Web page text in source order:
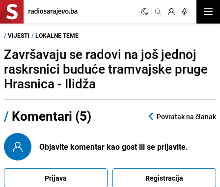
/ VIJESTI / LOKALNE TEME
Završavaju se radovi na još jednoj
raskrsnici buduće tramvajske pruge
Hrasnica - Ilidža
/ Komentari (5) Povratak na članak
Objavite komentar kao gost ili se prijavite.
Prijava Registracija